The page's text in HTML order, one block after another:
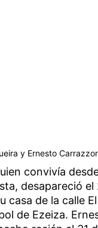
y Ernesto
convivía
desapareció
casa de la calle
de Ezeiza.